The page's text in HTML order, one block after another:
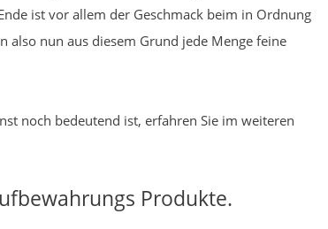
ist vor allem der Geschmack beim in Ordnung
also nun aus diesem Grund jede Menge feine
noch bedeutend ist, erfahren Sie im weiteren
Produkte.